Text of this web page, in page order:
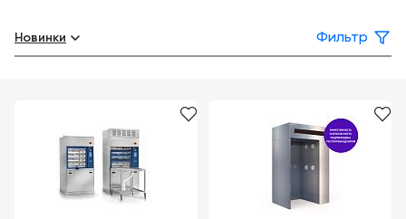
маркетинг
Сервисное
обслуживание
Склад
Контакты
Клиника
Новинки Фильтр